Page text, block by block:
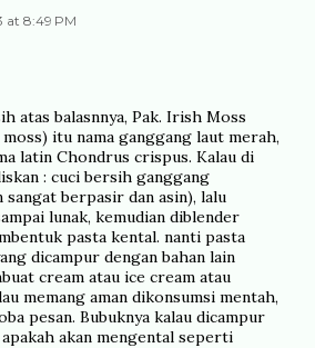
at 8:49 PM
atas balasnnya, Pak. Irish Moss
itu nama ganggang laut merah,
latin Chondrus crispus. Kalau di
: cuci bersih ganggang
sangat berpasir dan asin), lalu
lunak, kemudian diblender
pasta kental. nanti pasta
dicampur dengan bahan lain
cream atau ice cream atau
memang aman dikonsumsi mentah,
pesan. Bubuknya kalau dicampur
akan mengental seperti